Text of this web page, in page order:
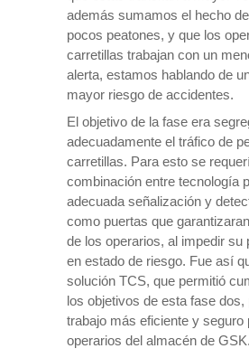
además sumamos el hecho
pocos peatones, y que los
carretillas trabajan con un
alerta, estamos hablando de
mayor riesgo de accidentes.
El objetivo de la fase era
adecuadamente el tráfico de
carretillas. Para esto se
combinación entre tecnología
adecuada señalización y
como puertas que
de los operarios, al impedir su
en estado de riesgo. Fue así
solución TCS, que permitió
los objetivos de esta fase dos,
trabajo más eficiente y seguro
operarios del almacén de GSK.